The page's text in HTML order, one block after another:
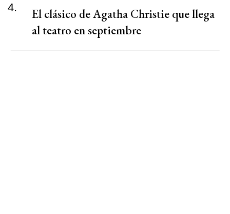
4.
El clásico de Agatha Christie que llega
al teatro en septiembre